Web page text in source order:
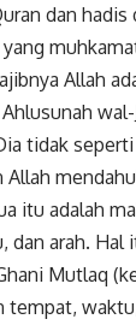
dan
Allah
tidak seperti
Allah
itu adalah
dan arah. Hal
Mutlaq